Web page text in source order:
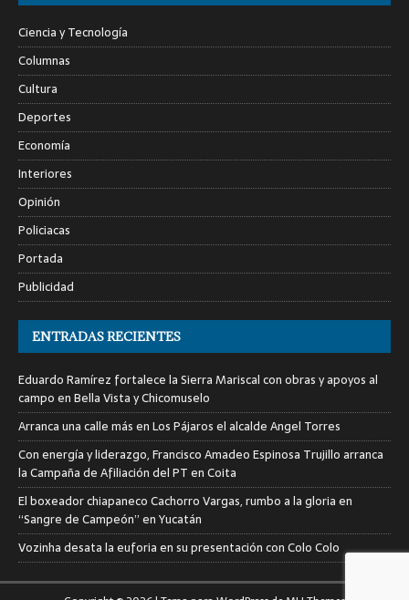
Ciencia y Tecnología
Columnas
Cultura
Deportes
Economía
Interiores
Opinión
Policiacas
Portada
Publicidad
ENTRADAS RECIENTES
Eduardo Ramírez fortalece la Sierra Mariscal con obras y apoyos al
campo en Bella Vista y Chicomuselo
Arranca una calle más en Los Pájaros el alcalde Angel Torres
Con energía y liderazgo, Francisco Amadeo Espinosa Trujillo arranca
la Campaña de Afiliación del PT en Coita
El boxeador chiapaneco Cachorro Vargas, rumbo a la gloria en
“Sangre de Campeón” en Yucatán
Vozinha desata la euforia en su presentación con Colo Colo